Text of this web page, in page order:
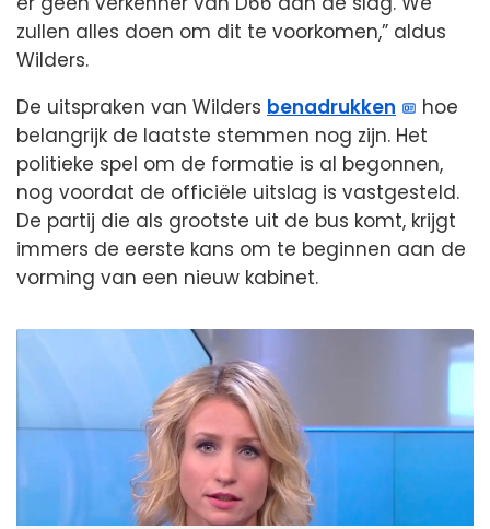
zullen alles doen om dit te voorkomen,” aldus
Wilders.
De uitspraken van Wilders benadrukken
hoe
belangrijk de laatste stemmen nog zijn. Het
politieke spel om de formatie is al begonnen,
nog voordat de officiële uitslag is vastgesteld.
De partij die als grootste uit de bus komt, krijgt
immers de eerste kans om te beginnen aan de
vorming van een nieuw kabinet.